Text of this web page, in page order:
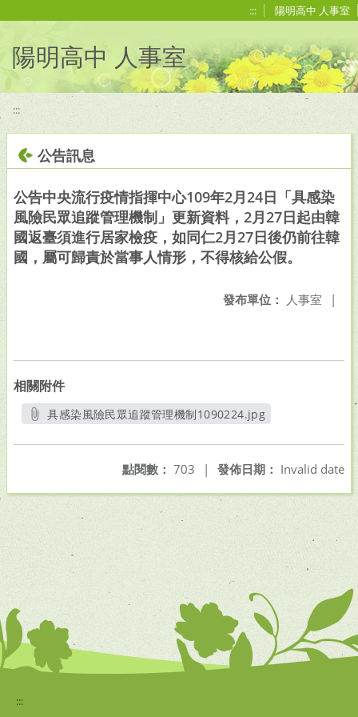
::: 陽明高中 人事室
陽明高中 人事室
:::
公告訊息
公告中央流行疫情指揮中心109年2月24日「具感染
風險民眾追蹤管理機制」更新資料，2月27日起由韓
國返臺須進行居家檢疫，如同仁2月27日後仍前往韓
國，屬可歸責於當事人情形，不得核給公假。
發布單位： 人事室 |
相關附件
具感染風險民眾追蹤管理機制1090224.jpg
發佈日期： Invalid date
點閱數： 703 |
:::